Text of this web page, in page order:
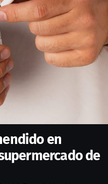
en
de